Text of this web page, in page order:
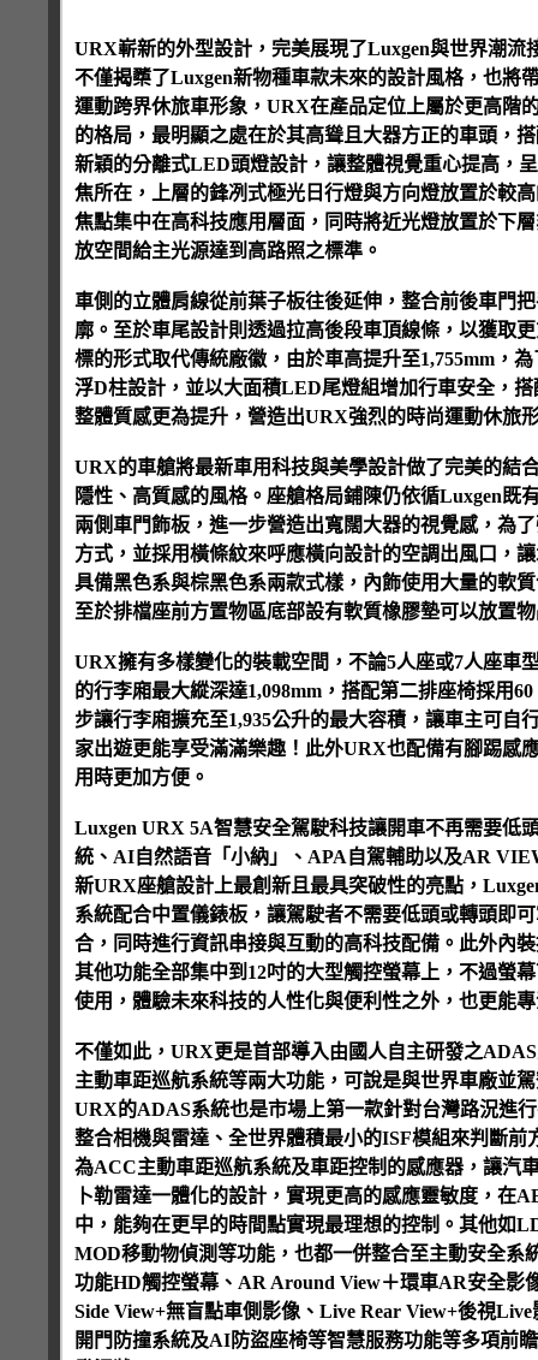
URX嶄新的外型設計，完美展現了Luxgen與世界潮
不僅揭櫫了Luxgen新物種車款未來的設計風格，也將
運動跨界休旅車形象，URX在產品定位上屬於更高階
的格局，最明顯之處在於其高聳且大器方正的車頭，
新穎的分離式LED頭燈設計，讓整體視覺重心提高，
焦所在，上層的鋒冽式極光日行燈與方向燈放置於較
焦點集中在高科技應用層面，同時將近光燈放置於下
放空間給主光源達到高路照之標準。
車側的立體肩線從前葉子板往後延伸，整合前後車門
廓。至於車尾設計則透過拉高後段車頂線條，以獲取
標的形式取代傳統廠徽，由於車高提升至1,755mm，
浮D柱設計，並以大面積LED尾燈組增加行車安全，
整體質感更為提升，營造出URX強烈的時尚運動休旅
URX的車艙將最新車用科技與美學設計做了完美的結
隱性、高質感的風格。座艙格局鋪陳仍依循Luxgen
兩側車門飾板，進一步營造出寬闊大器的視覺感，為
方式，並採用橫條紋來呼應橫向設計的空調出風口，
具備黑色系與棕黑色系兩款式樣，內飾使用大量的軟
至於排檔座前方置物區底部設有軟質橡膠墊可以放置
URX擁有多樣變化的裝載空間，不論5人座或7人座車
的行李廂最大縱深達1,098mm，搭配第二排座椅採用
步讓行李廂擴充至1,935公升的最大容積，讓車主可
家出遊更能享受滿滿樂趣！此外URX也配備有腳踢感
用時更加方便。
Luxgen URX 5A智慧安全駕駛科技讓開車不再需要
統、AI自然語音「小納」、APA自駕輔助以及AR
新URX座艙設計上最創新且最具突破性的亮點，
系統配合中置儀錶板，讓駕駛者不需要低頭或轉頭即
合，同時進行資訊串接與互動的高科技配備。此外內
其他功能全部集中到12吋的大型觸控螢幕上，不過螢
使用，體驗未來科技的人性化與便利性之外，也更能
不僅如此，URX更是首部導入由國人自主研發之
主動車距巡航系統等兩大功能，可說是與世界車廠並
URX的ADAS系統也是市場上第一款針對台灣路況進
整合相機與雷達、全世界體積最小的ISF模組來判斷
為ACC主動車距巡航系統及車距控制的感應器，讓汽
卜勒雷達一體化的設計，實現更高的感應靈敏度，在
中，能夠在更早的時間點實現最理想的控制。其他如
MOD移動物偵測等功能，也都一併整合至主動安全
功能HD觸控螢幕、AR Around View＋環車AR安全影
Side View+無盲點車側影像、Live Rear View+後視
開門防撞系統及AI防盜座椅等智慧服務功能等多項前